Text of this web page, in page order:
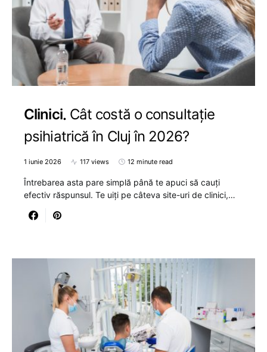
Clinici Cât costă o consultație
psihiatrică în Cluj în 2026?
1 iunie 2026 117 views 12 minute read
Întrebarea asta pare simplă până te apuci să cauți
efectiv răspunsul. Te uiți pe câteva site-uri de clinici,…